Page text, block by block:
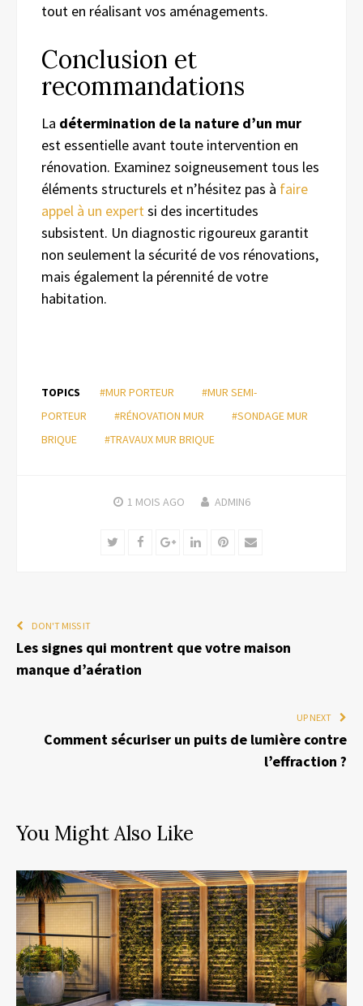
tout en réalisant vos aménagements.
Conclusion et
recommandations
La détermination de la nature d’un mur
est essentielle avant toute intervention en
rénovation. Examinez soigneusement tous les
éléments structurels et n’hésitez pas à faire
appel à un expertsi des incertitudes
subsistent. Un diagnostic rigoureux garantit
non seulement la sécurité de vos rénovations,
mais également la pérennité de votre
habitation.
TOPICS #MUR PORTEUR
#MUR SEMI-
PORTEUR
#RÉNOVATION MUR
#SONDAGE MUR
BRIQUE
#TRAVAUX MUR BRIQUE
1 MOIS AGO ADMIN6
TwitterFacebookGoogle+LinkedInPinterest
Email
DON'T MISS IT
Les signes qui montrent que votre maison
manque d’aération
UP NEXT
Comment sécuriser un puits de lumière contre
l’effraction ?
You Might Also Like